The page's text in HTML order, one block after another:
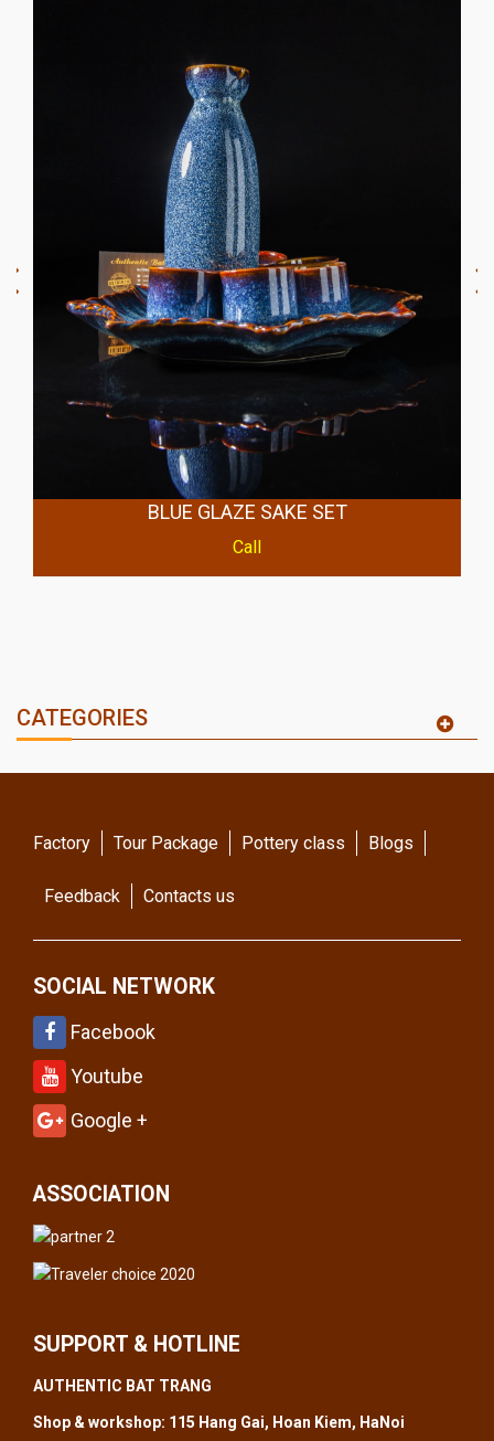
BLUE GLAZE SAKE SET
Call
CATEGORIES
Factory Tour Package Pottery class Blogs
Feedback Contacts us
SOCIAL NETWORK
Facebook
Youtube
Google +
ASSOCIATION
SUPPORT & HOTLINE
AUTHENTIC BAT TRANG
Shop & workshop: 115 Hang Gai, Hoan Kiem, HaNoi